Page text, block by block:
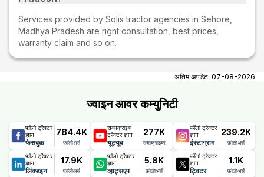
Services provided by Solis tractor agencies in Sehore,
Madhya Pradesh are right consultation, best prices,
warranty claim and so on.
अंतिम अपडेट: 07-08-2026
ज्वाइन आवर कम्युनिटी
फॉलो ट्रैक्टर
ज्ञान
फेसबुक
784.4K
फ़ॉलोअर्स
सब्सक्राइब
ट्रैक्टर ज्ञान
यूट्यूब
277K
सब्सक्राइबर
फॉलो ट्रैक्टर
ज्ञान
इंस्टाग्राम
239.2K
फ़ॉलोअर्स
फॉलो ट्रैक्टर
ज्ञान
लिंक्डइन
17.9K
फ़ॉलोअर्स
फॉलो ट्रैक्टर
ज्ञान
व्हाट्सएप
5.8K
फ़ॉलोअर्स
फॉलो ट्रैक्टर
ज्ञान
ट्विटर
1.1K
फ़ॉलोअर्स